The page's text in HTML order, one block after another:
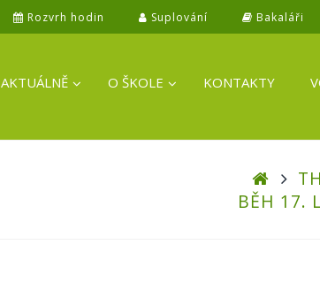
Rozvrh hodin Suplování Bakaláři
AKTUÁLNĚ O ŠKOLE KONTAKTY
BĚH 17.